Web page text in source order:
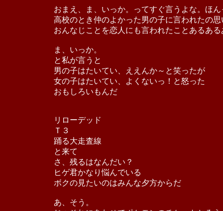
おまえ、ま、いっか。ってすぐ言うよな。ほ
高校のとき仲のよかった男の子に言われたの思
おんなじことを恋人にも言われたことあるある
ま、いっか。
と私が言うと
男の子はたいてい、ええんか～と笑ったが
女の子はたいてい、よくないっ！と怒った
おもしろいもんだ
リローデッド
Ｔ３
踊る大走査線
と来て
さ、残るはなんだい？
ヒゲ君かなり悩んでいる
ボクの見たいのはみんな夕方からだ
あ、そう。